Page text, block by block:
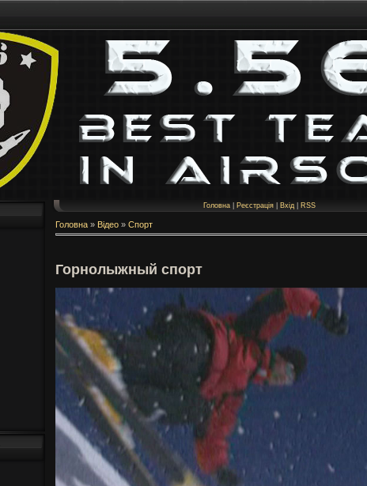
Головна Реєстрація Вхід RSS
Головна » Відео » Спорт
Горнолыжный спорт